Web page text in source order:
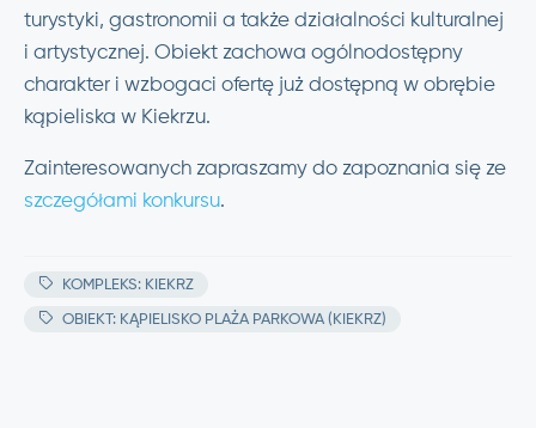
turystyki, gastronomii a także działalności kulturalnej
i artystycznej. Obiekt zachowa ogólnodostępny
charakter i wzbogaci ofertę już dostępną w obrębie
kąpieliska w Kiekrzu.
Zainteresowanych zapraszamy do zapoznania się ze
szczegółami konkursu.
KOMPLEKS: KIEKRZ
OBIEKT: KĄPIELISKO PLAŻA PARKOWA (KIEKRZ)